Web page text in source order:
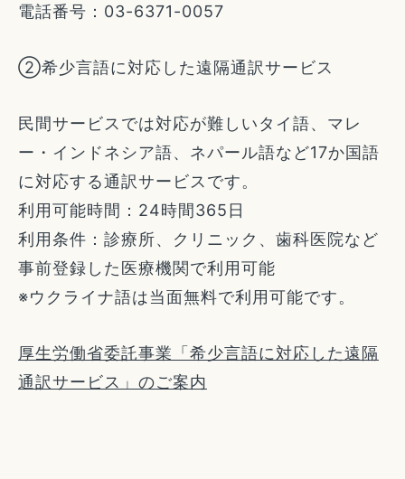
電話番号：03-6371-0057
②希少言語に対応した遠隔通訳サービス
民間サービスでは対応が難しいタイ語、マレ
ー・インドネシア語、ネパール語など17か国語
に対応する通訳サービスです。
利用可能時間：24時間365日
利用条件：診療所、クリニック、歯科医院など
事前登録した医療機関で利用可能
※ウクライナ語は当面無料で利用可能です。
厚生労働省委託事業「希少言語に対応した遠隔
通訳サービス」のご案内